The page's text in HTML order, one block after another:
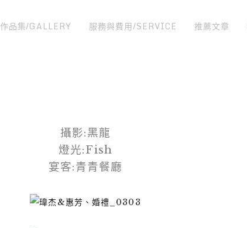
作品集/GALLERY 服務與費用/SERVICE 推薦文章
攝影:黑龍
燈光:Fish
宴客:青青餐廳